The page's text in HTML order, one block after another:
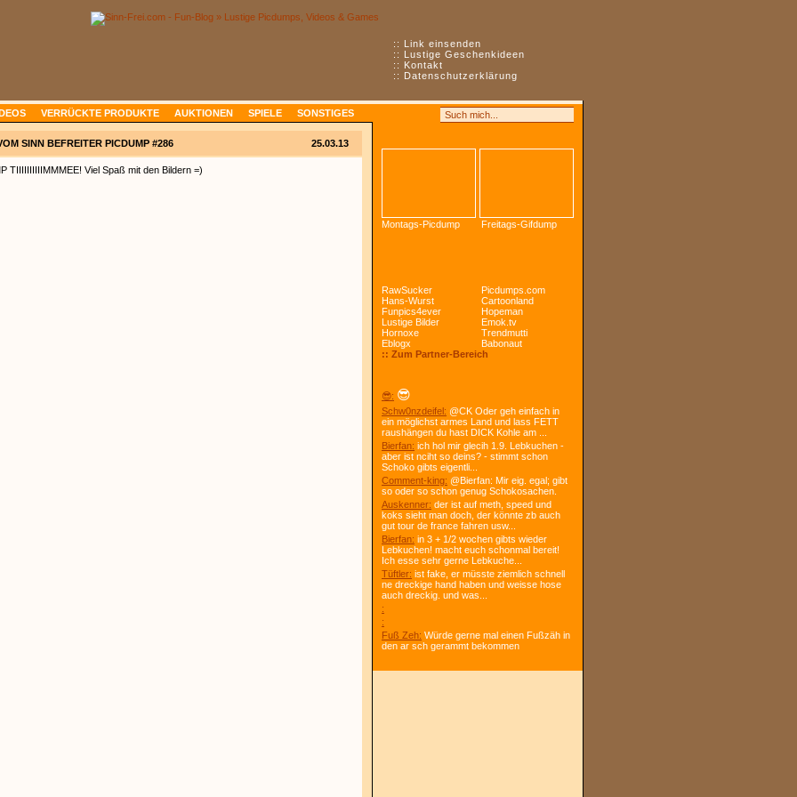
:: Link einsenden
:: Lustige Geschenkideen
:: Kontakt
:: Datenschutzerklärung
VERRÜCKTE PRODUKTE AUKTIONEN SPIELE SONSTIGES
25.03.13
SINN BEFREITER PICDUMP #286
TIIIIIIIIIIMMMEE! Viel Spaß mit den Bildern =)
Montags-Picdump Freitags-Gifdump
RawSucker
Picdumps.com
Hans-Wurst
Cartoonland
Funpics4ever
Hopeman
Lustige Bilder
Emok.tv
Hornoxe
Trendmutti
Eblogx
Babonaut
:: Zum Partner-Bereich
😎: 😎
Schw0nzdeifel: @CK Oder geh einfach in
ein möglichst armes Land und lass FETT
raushängen du hast DICK Kohle am ...
Bierfan: ich hol mir glecih 1.9. Lebkuchen -
aber ist nciht so deins? - stimmt schon
Schoko gibts eigentli...
Comment-king: @Bierfan: Mir eig. egal; gibt
so oder so schon genug Schokosachen.
Auskenner: der ist auf meth, speed und
koks sieht man doch, der könnte zb auch
gut tour de france fahren usw...
Bierfan: in 3 + 1/2 wochen gibts wieder
Lebkuchen! macht euch schonmal bereit!
Ich esse sehr gerne Lebkuche...
Tüftler: ist fake, er müsste ziemlich schnell
ne dreckige hand haben und weisse hose
auch dreckig. und was...
:
:
Fuß Zeh: Würde gerne mal einen Fußzäh in
den ar sch gerammt bekommen